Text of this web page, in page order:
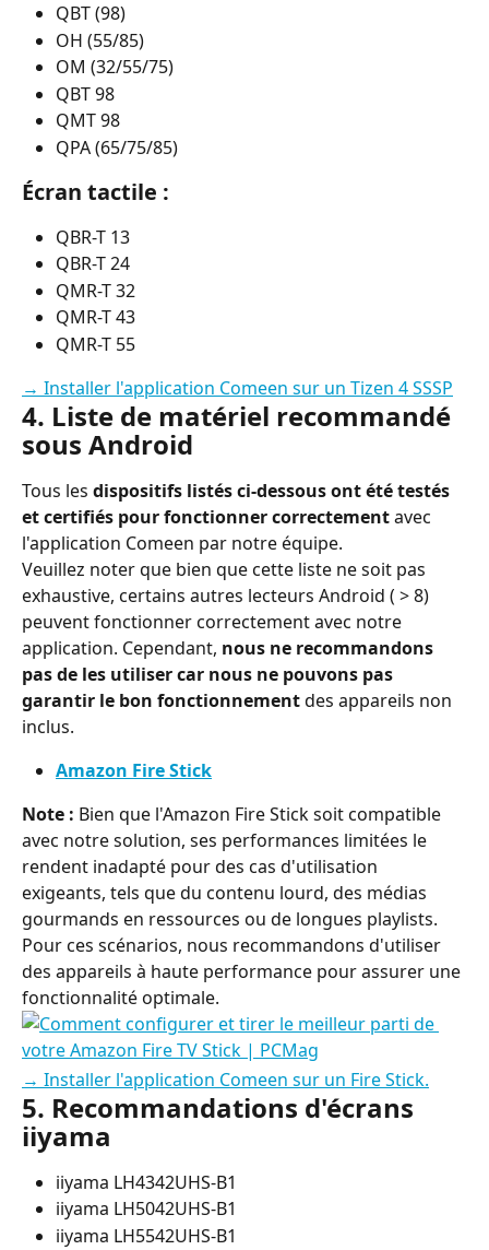
QBT (98)
OH (55/85)
OM (32/55/75)
QBT 98
QMT 98
QPA (65/75/85)
Écran tactile :
QBR-T 13
QBR-T 24
QMR-T 32
QMR-T 43
QMR-T 55
→ Installer l'application Comeen sur un Tizen 4 SSSP
4. Liste de matériel recommandé
sous Android
Tous les dispositifs listés ci-dessous ont été testés
et certifiés pour fonctionner correctement avec
l'application Comeen par notre équipe.
Veuillez noter que bien que cette liste ne soit pas
exhaustive, certains autres lecteurs Android ( > 8)
peuvent fonctionner correctement avec notre
application. Cependant, nous ne recommandons
pas de les utiliser car nous ne pouvons pas
garantir le bon fonctionnement des appareils non
inclus.
Amazon Fire Stick
Note : Bien que l'Amazon Fire Stick soit compatible
avec notre solution, ses performances limitées le
rendent inadapté pour des cas d'utilisation
exigeants, tels que du contenu lourd, des médias
gourmands en ressources ou de longues playlists.
Pour ces scénarios, nous recommandons d'utiliser
des appareils à haute performance pour assurer une
fonctionnalité optimale.
→ Installer l'application Comeen sur un Fire Stick.
5. Recommandations d'écrans
iiyama
iiyama LH4342UHS-B1
iiyama LH5042UHS-B1
iiyama LH5542UHS-B1